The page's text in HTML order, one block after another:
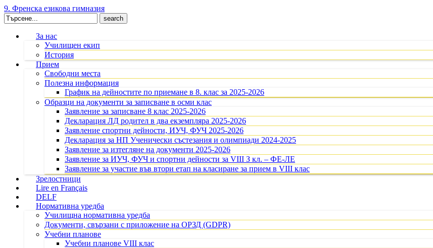
9. Френска езикова гимназия
Search
for:
За нас
Училищен екип
История
Прием
Свободни места
Полезна информация
График на дейностите по приемане в 8. клас за 2025-2026
Образци на документи за записване в осми клас
Заявление за записване 8 клас 2025-2026
Декларация ЛД родител в два екземпляра 2025-2026
Заявление спортни дейности, ИУЧ, ФУЧ 2025-2026
Декларация за НП Ученически състезания и олимпиади 2024-2025
Заявление за изтегляне на документи 2025-2026
Заявление за ИУЧ, ФУЧ и спортни дейности за VIII З кл. – ФЕ-ЛЕ
Заявление за участие във втори етап на класиране за прием в VIII клас
Зрелостници
Lire en Français
DELF
Нормативна уредба
Училищна нормативна уредба
Документи, свързани с приложение на ОРЗД (GDPR)
Учебни планове
Учебни планове VIII клас